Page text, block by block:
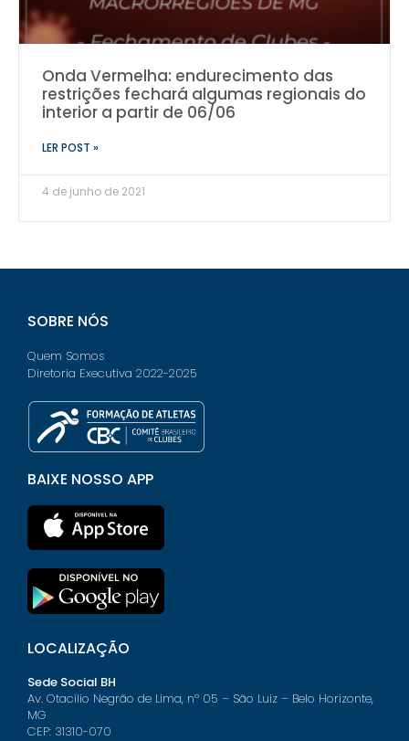
Onda Vermelha: endurecimento das
restrições fechará algumas regionais do
interior a partir de 06/06
LER POST »
4 de junho de 2021
SOBRE NÓS
Quem Somos
Diretoria Executiva 2022-2025
BAIXE NOSSO APP
LOCALIZAÇÃO
Sede Social BH
Av. Otacílio Negrão de Lima, nº 05 – São Luiz – Belo Horizonte,
MG
CEP: 31310-070